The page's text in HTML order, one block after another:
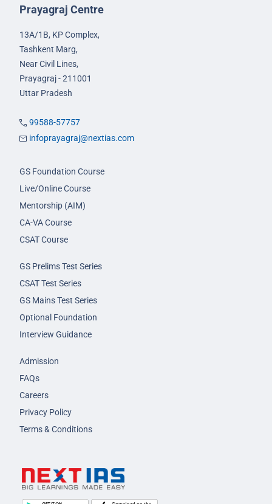
Prayagraj Centre
13A/1B, KP Complex,
Tashkent Marg,
Near Civil Lines,
Prayagraj - 211001
Uttar Pradesh
99588-57757
infoprayagraj@nextias.com
GS Foundation Course
Live/Online Course
Mentorship (AIM)
CA-VA Course
CSAT Course
GS Prelims Test Series
CSAT Test Series
GS Mains Test Series
Optional Foundation
Interview Guidance
Admission
FAQs
Careers
Privacy Policy
Terms & Conditions